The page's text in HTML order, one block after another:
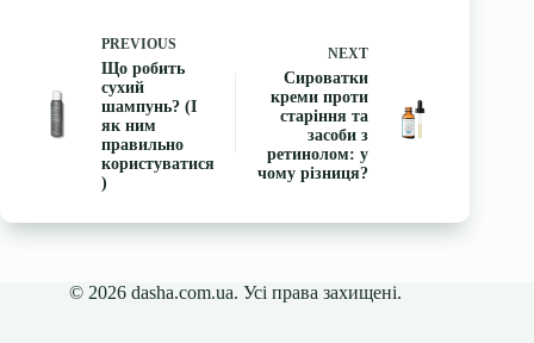
PREVIOUS
Що робить
сухий
шампунь? (І
як ним
правильно
користуватися
)
NEXT
Сироватки
креми проти
старіння та
засоби з
ретинолом: у
чому різниця?
© 2026 dasha.com.ua. Усі права захищені.